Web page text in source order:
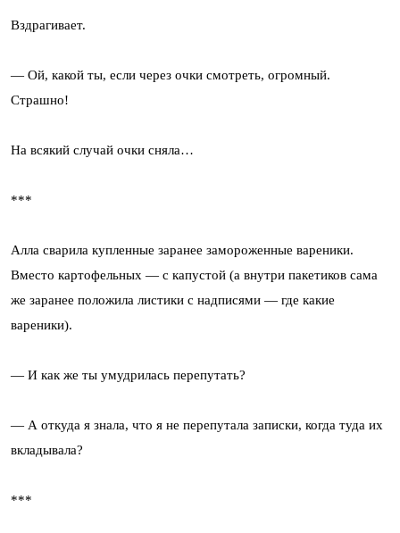
Вздрагивает.
— Ой, какой ты, если через очки смотреть, огромный.
Страшно!
На всякий случай очки сняла…
***
Алла сварила купленные заранее замороженные вареники.
Вместо картофельных — с капустой (а внутри пакетиков сама
же заранее положила листики с надписями — где какие
вареники).
— И как же ты умудрилась перепутать?
— А откуда я знала, что я не перепутала записки, когда туда их
вкладывала?
***